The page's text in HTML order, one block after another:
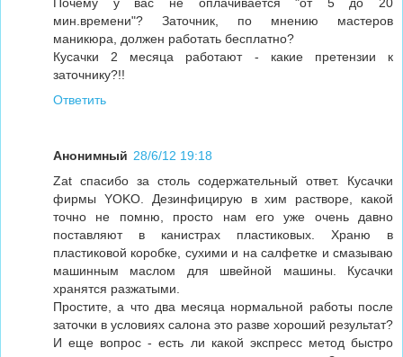
мин.времени"? Заточник, по мнению мастеров
маникюра, должен работать бесплатно?
Кусачки 2 месяца работают - какие претензии к
заточнику?!!
Ответить
Анонимный 28/6/12 19:18
Zat спасибо за столь содержательный ответ. Кусачки
фирмы YOKO. Дезинфицирую в хим растворе, какой
точно не помню, просто нам его уже очень давно
поставляют в канистрах пластиковых. Храню в
пластиковой коробке, сухими и на салфетке и смазываю
машинным маслом для швейной машины. Кусачки
хранятся разжатыми.
Простите, а что два месяца нормальной работы после
заточки в условиях салона это разве хороший результат?
И еще вопрос - есть ли какой экспресс метод быстро